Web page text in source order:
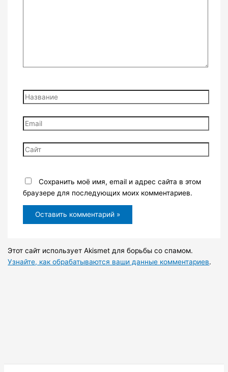
Название
Email
Сайт
Сохранить моё имя, email и адрес сайта в этом
браузере для последующих моих комментариев.
Этот сайт использует Akismet для борьбы со спамом.
Узнайте, как обрабатываются ваши данные комментариев.